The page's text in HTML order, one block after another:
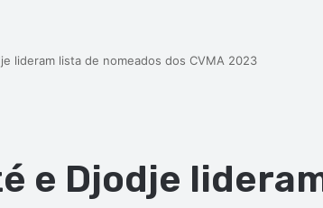
lideram lista de nomeados dos CVMA 2023
e Djodje